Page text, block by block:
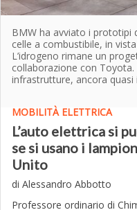
BMW ha avviato i prototipi
celle a combustibile, in
L’idrogeno rimane un
collaborazione con
infrastrutture, ancora quasi
MOBILITÀ ELETTRICA
L’auto elettrica si
se si usano i
Unito
di Alessandro Abbotto
Professore ordinario di